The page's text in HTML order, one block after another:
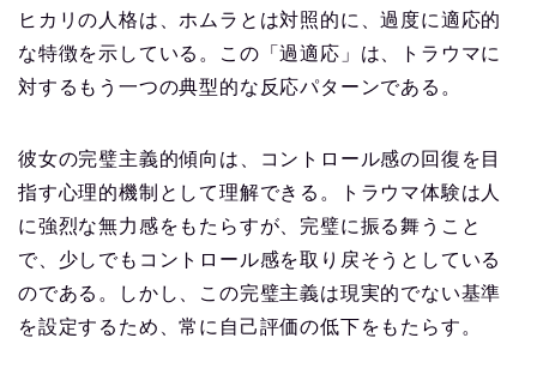
ヒカリの人格は、ホムラとは対照的に、過度に適応的
な特徴を示している。この「過適応」は、トラウマに
対するもう一つの典型的な反応パターンである。
彼女の完璧主義的傾向は、コントロール感の回復を目
指す心理的機制として理解できる。トラウマ体験は人
に強烈な無力感をもたらすが、完璧に振る舞うこと
で、少しでもコントロール感を取り戻そうとしている
のである。しかし、この完璧主義は現実的でない基準
を設定するため、常に自己評価の低下をもたらす。